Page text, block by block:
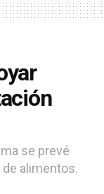
se prevé
alimentos.